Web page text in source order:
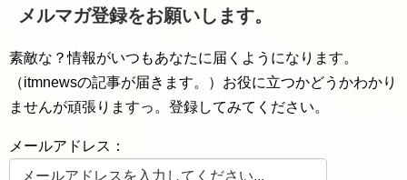
メルマガ登録をお願いします。
素敵な？情報がいつもあなたに届くようになります。
（itmnewsの記事が届きます。）お役に立つかどうかわかり
ませんが頑張りますっ。登録してみてください。
メールアドレス：